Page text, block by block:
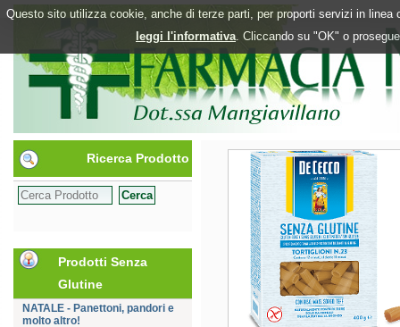
Questo sito utilizza cookie, anche di terze parti, per proporti servizi in
leggi l'informativa. Cliccando su "OK" o
Ricerca Prodotto
Prodotti Senza
Glutine
NATALE - Panettoni, pandori e
molto altro!